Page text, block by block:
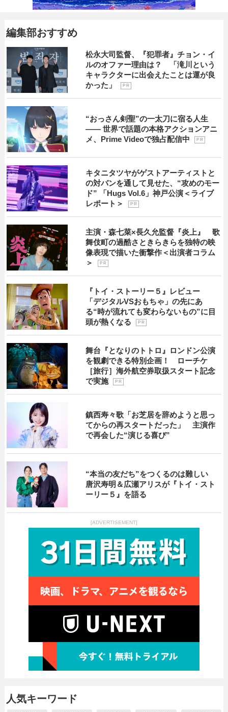
編集部おすすめ
松永大司監督、『犯罪者』チョン・イ
ルのオファー理由は？ 「滝川という
キャラクターに出会えたことは運が良
かった」
P R
“おっさん剣聖”の一太刀に宿る人生
―― 世界で話題の本格アクションアニ
メ、Prime Videoで独占配信中
P R
キタニタツヤがゲストアーティストと
の対バンを通して見せた、“攻めのモー
ド” 「Hugs Vol.6」神戸公演＜ライブ
レポート＞
P R
主演・森七菜×長久允監督『炎上』 歌
舞伎町の過酷さときらきらを独特の映
像表現で描いた衝撃作＜出演者コラム
＞
P R
『トイ・ストーリー５』レビュー
「デジタルVSおもちゃ」の先にあ
る“時が流れても変わらないもの”に目
頭が熱くなる
P R
舞台『となりのトトロ』ロンドン公演
を観劇できる特別企画！ ローチケ
［旅行］海外航空券取扱スタート記念
で実施
P R
鎮西寿々歌「お芝居を辞めようと思っ
てからの再スタートだった」 主演作
で再会した“演じる喜び”
“本当の友だち”をつくるのは難しい
唐沢寿明＆広瀬アリスが『トイ・スト
ーリー５』を語る
[ADVERTISEMENT]
人気キーワード